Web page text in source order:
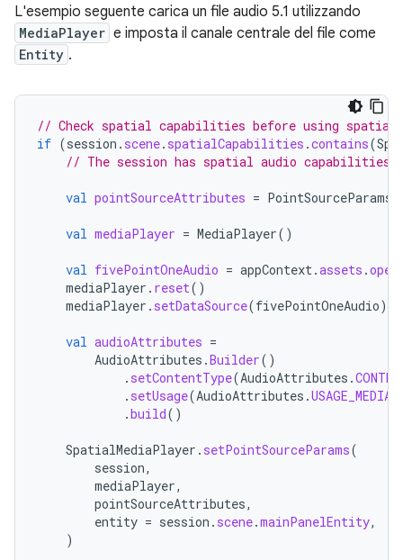
L'esempio seguente carica un file audio 5.1 utilizzando
MediaPlayer e imposta il canale centrale del file come
Entity .
// Check spatial capabilities before using spatial
if (session . scene. spatialCapabilities .contains(
// The session has spatial audio capabilities
val pointSourceAttributes = PointSourceParams
val mediaPlayer = MediaPlayer()
val fivePointOneAudio = appContext.assets .
mediaPlayer . reset()
mediaPlayer . setDataSource(fivePointOneAudio)
val audioAttributes =
AudioAttributes .Builder()
. setContentType(AudioAttributes .
. setUsage(AudioAttributes .USAGE_MEDIA
.build()
SpatialMediaPlayer . setPointSourceParams(
session,
mediaPlayer,
pointSourceAttributes,
entity = session . scene.mainPanelEntity,
)